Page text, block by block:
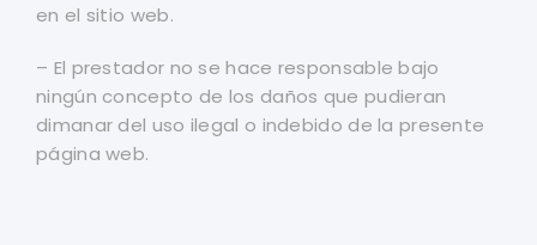
en el sitio web.
– El prestador no se hace responsable bajo
ningún concepto de los daños que pudieran
dimanar del uso ilegal o indebido de la presente
página web.